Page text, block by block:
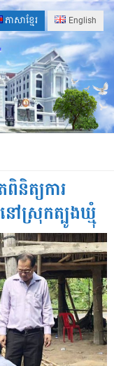
ភាសាខ្មែរ English
និត្យការ
ៅស្រុកត្បូងឃ្មុំ​